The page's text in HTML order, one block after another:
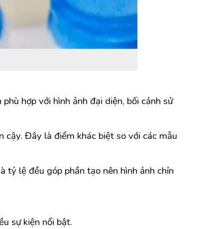
hợp với hình ảnh đại diện, bối cảnh sử
Đây là điểm khác biệt so với các mẫu
tỷ lệ đều góp phần tạo nên hình ảnh chỉn
sự kiện nổi bật.